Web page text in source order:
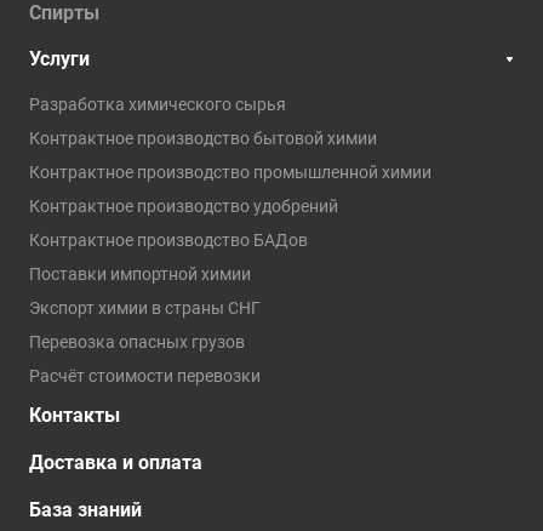
Спирты
Услуги
Разработка химического сырья
Контрактное производство бытовой химии
Контрактное производство промышленной химии
Контрактное производство удобрений
Контрактное производство БАДов
Поставки импортной химии
Экспорт химии в страны СНГ
Перевозка опасных грузов
Расчёт стоимости перевозки
Контакты
Доставка и оплата
База знаний